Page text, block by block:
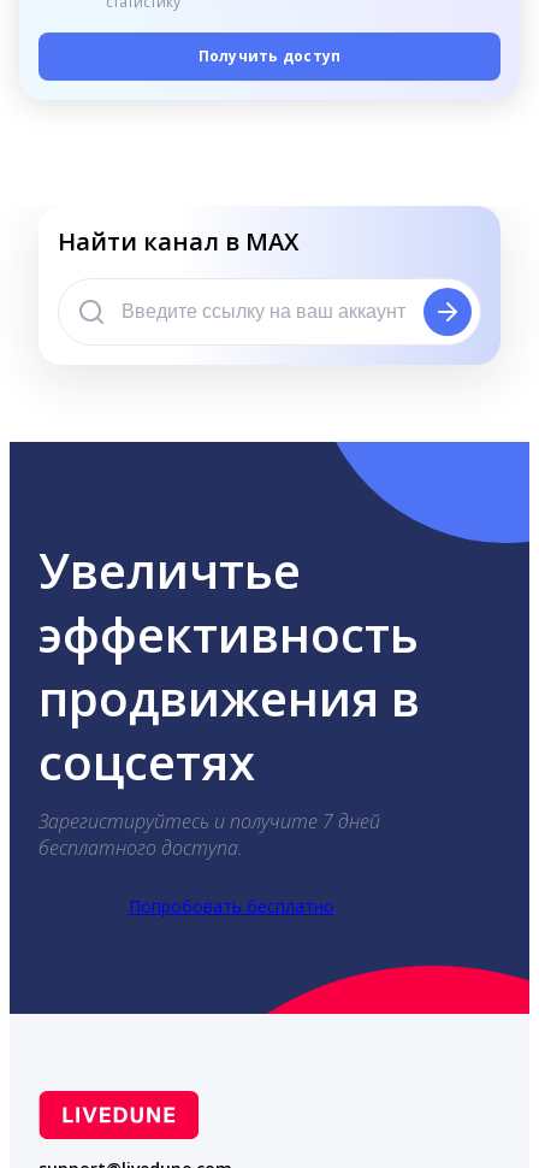
Получить доступ
Найти канал в MAX
Увеличтье
эффективность
продвижения в
соцсетях
Зарегистируйтесь и получите 7 дней
бесплатного доступа.
Попробовать бесплатно